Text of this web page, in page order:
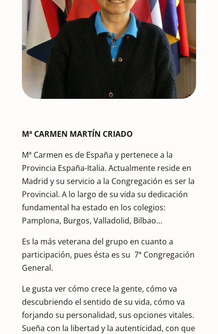
Mª CARMEN MARTÍN CRIADO
Mª Carmen es de España y pertenece a la
Provincia España-Italia. Actualmente reside en
Madrid y su servicio a la Congregación es ser la
Provincial. A lo largo de su vida su dedicación
fundamental ha estado en los colegios:
Pamplona, Burgos, Valladolid, Bilbao…
Es la más veterana del grupo en cuanto a
participación, pues ésta es su 7ª Congregación
General.
Le gusta ver cómo crece la gente, cómo va
descubriendo el sentido de su vida, cómo va
forjando su personalidad, sus opciones vitales.
Sueña con la libertad y la autenticidad, con que